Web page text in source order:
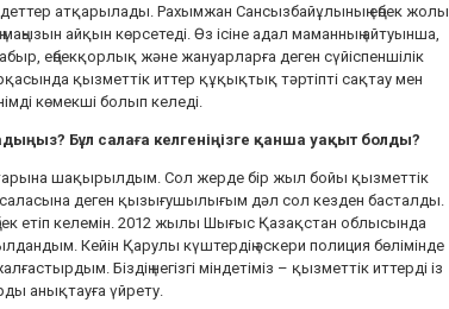
атқарылады. Рахымжан Сансызбайұлының еңбек жолы
айқын көрсетеді. Өз ісіне адал маманның айтуынша,
еңбекқорлық және жануарларға деген сүйіспеншілік
қызметтік иттер құқықтық тәртіпті сақтау мен
көмекші болып келеді.
Бұл салаға келгеніңізге қанша уақыт болды?
шақырылдым. Сол жерде бір жыл бойы қызметтік
саласына деген қызығушылығым дәл сол кезден басталды.
етіп келемін. 2012 жылы Шығыс Қазақстан облысында
Кейін Қарулы күштердің әскери полиция бөлімінде
Біздің негізгі міндетіміз – қызметтік иттерді із
анықтауға үйрету.